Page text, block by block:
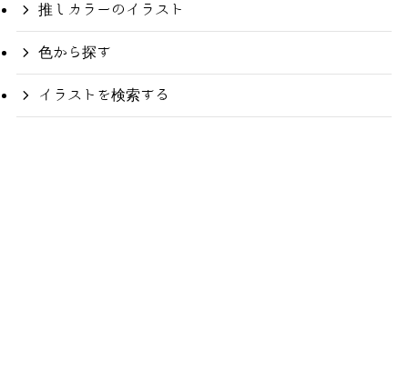
推しカラーのイラスト
色から探す
イラストを検索する